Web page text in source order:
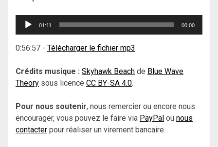
Lecteur
01:11 00:00
0:56:57 - Télécharger le fichier mp3
Crédits musique : Skyhawk Beach de Blue Wave
Theory sous licence CC BY-SA 4.0.
Pour nous soutenir, nous remercier ou encore nous
encourager, vous pouvez le faire via PayPal ou nous
contacter pour réaliser un virement bancaire.